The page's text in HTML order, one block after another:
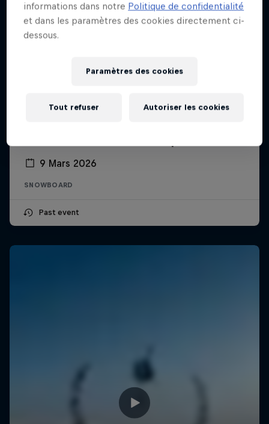
9 Mars 2026
SNOWBOARD
Past event
informations dans notre Politique de confidentialité
et dans les paramètres des cookies directement ci-
dessous.
Paramètres des cookies
Tout refuser Autoriser les cookies